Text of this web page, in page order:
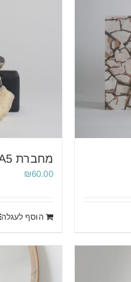
מחברת A5 נודולות צור 176 עמ
₪60.00
הוסף לעגלה